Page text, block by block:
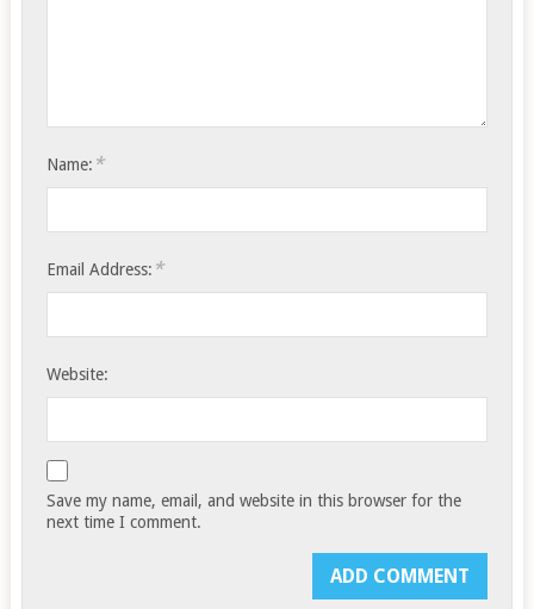
Name: *
Email Address: *
Website:
Save my name, email, and website in this browser for the
next time I comment.